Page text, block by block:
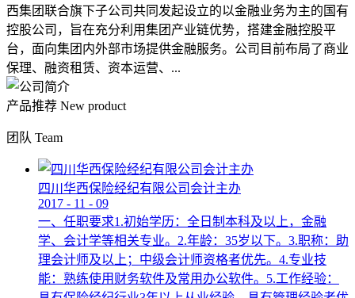
西集团联合旗下子公司共同发起设立的以金融业务为主的国有
控股公司，旨在充分利用集团产业链优势，搭建金融控股平
台，面向集团内外部市场提供金融服务。公司目前布局了商业
保理、融资租赁、资本运营、...
产品推荐 New product
团队 Team
四川华西保险经纪有限公司会计主办
2017 - 11 - 09
一、任职要求1.初始学历：全日制本科及以上，金融
学、会计学等相关专业。2.年龄：35岁以下。3.职称：助
理会计师及以上；中级会计师资格者优先。4.专业技
能：熟练使用财务软件及常用办公软件。5.工作经验：